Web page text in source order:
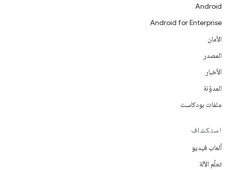
Android
Android for Enterprise
الأمان
المصدر
الأخبار
المدوّنة
ملفات بودكاست
استكشاف
ألعاب فيديو
تعلُم الآلة